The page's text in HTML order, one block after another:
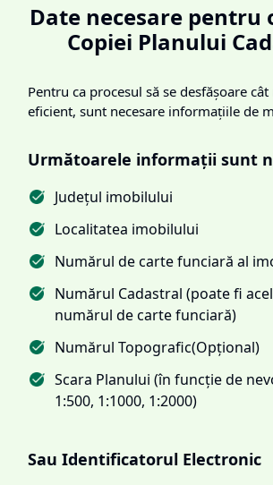
Date necesare pentru
Copiei Planului
Pentru ca procesul să se desfășoare
eficient, sunt necesare informațiile de
Următoarele informații sunt
Județul imobilului
Localitatea imobilului
Numărul de carte funciară al
Numărul Cadastral (poate fi
numărul de carte funciară)
Numărul Topografic(Opțional)
Scara Planului (în funcție de
1:500, 1:1000, 1:2000)
Sau Identificatorul Electronic